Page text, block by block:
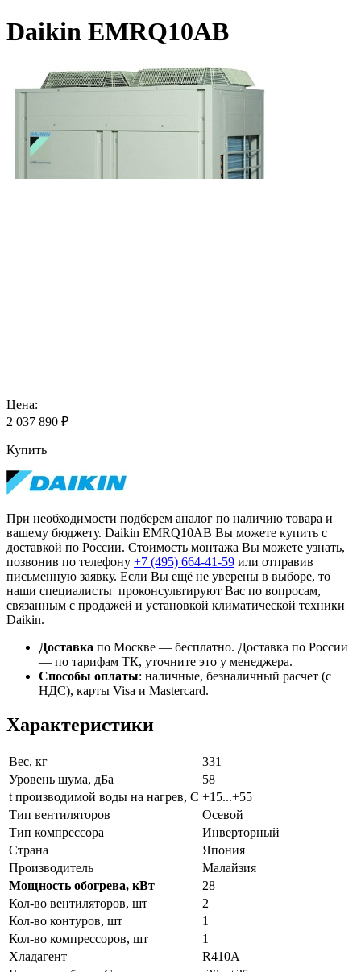
Daikin EMRQ10AB
Цена:
2 037 890 ₽
Купить
При необходимости подберем аналог по наличию товара и
вашему бюджету. Daikin EMRQ10AB Вы можете купить с
доставкой по России. Стоимость монтажа Вы можете узнать,
позвонив по телефону +7 (495) 664-41-59 или отправив
письменную заявку. Если Вы ещё не уверены в выборе, то
наши специалисты проконсультируют Вас по вопросам,
связанным с продажей и установкой климатической техники
Daikin.
Доставка по Москве — бесплатно. Доставка по России
— по тарифам ТК, уточните это у менеджера.
Способы оплаты: наличные, безналичный расчет (с
НДС), карты Visa и Mastercard.
Характеристики
Вес, кг
331
Уровень шума, дБа
58
t производимой воды на нагрев, С +15...+55
Тип вентиляторов
Осевой
Тип компрессора
Инверторный
Страна
Япония
Производитель
Малайзия
Мощность обогрева, кВт
28
Кол-во вентиляторов, шт
2
Кол-во контуров, шт
1
Кол-во компрессоров, шт
1
Хладагент
R410A